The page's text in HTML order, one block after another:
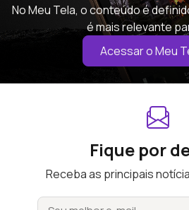
No Meu Tela, o conteúdo é
é mais relevante
Acessar o Meu
Fique por
Receba as principais